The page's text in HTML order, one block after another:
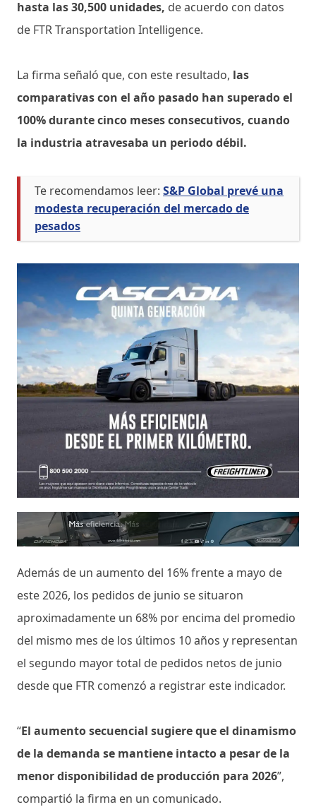
hasta las 30,500 unidades, de acuerdo con datos
de FTR Transportation Intelligence.
La firma señaló que, con este resultado, las
comparativas con el año pasado han superado el
100% durante cinco meses consecutivos, cuando
la industria atravesaba un periodo débil.
Te recomendamos leer: S&P Global prevé una
modesta recuperación del mercado de
pesados
Además de un aumento del 16% frente a mayo de
este 2026, los pedidos de junio se situaron
aproximadamente un 68% por encima del promedio
del mismo mes de los últimos 10 años y representan
el segundo mayor total de pedidos netos de junio
desde que FTR comenzó a registrar este indicador.
“El aumento secuencial sugiere que el dinamismo
de la demanda se mantiene intacto a pesar de la
menor disponibilidad de producción para 2026”,
compartió la firma en un comunicado.